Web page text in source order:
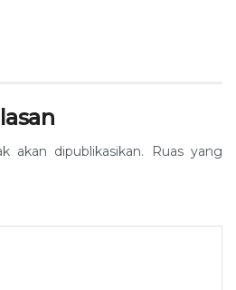
akan dipublikasikan.
Ruas yang